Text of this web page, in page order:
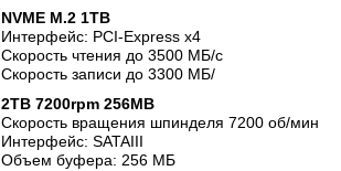
NVME M.2 1TB
Интерфейс: PCI-Express x4
Скорость чтения до 3500 МБ/с
Скорость записи до 3300 МБ/
2TB 7200rpm 256MB
Скорость вращения шпинделя 7200 об/мин
Интерфейс: SATAIII
Объем буфера: 256 МБ